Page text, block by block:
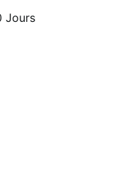
Jours